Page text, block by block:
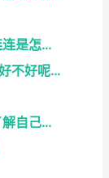
传统民俗：晚上睡觉老是睡不着,噩梦连连是怎么回事
传统民俗：八字中有官库和印库对女人好不好呢？赶快收...
传统民俗：出生日期看婚姻好坏,教你了解自己未来的婚...